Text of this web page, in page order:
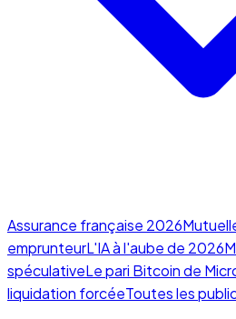
Assurance française 2026
emprunteurL'IA à l'aube de 2026
spéculativeLe pari Bitcoin de
liquidation forcéeToutes les